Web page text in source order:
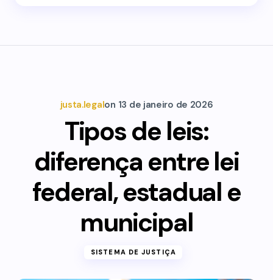
justa.legalon 13 de janeiro de 2026
Tipos de leis:
diferença entre lei
federal, estadual e
municipal
SISTEMA DE JUSTIÇA